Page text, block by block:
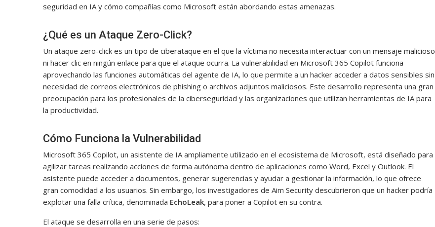
seguridad en IA y cómo compañías como Microsoft están abordando estas amenazas.
¿Qué es un Ataque Zero-Click?
Un ataque zero-click es un tipo de ciberataque en el que la víctima no necesita interactuar con un mensaje malicioso
ni hacer clic en ningún enlace para que el ataque ocurra. La vulnerabilidad en Microsoft 365 Copilot funciona
aprovechando las funciones automáticas del agente de IA, lo que permite a un hacker acceder a datos sensibles sin
necesidad de correos electrónicos de phishing o archivos adjuntos maliciosos. Este desarrollo representa una gran
preocupación para los profesionales de la ciberseguridad y las organizaciones que utilizan herramientas de IA para
la productividad.
Cómo Funciona la Vulnerabilidad
Microsoft 365 Copilot, un asistente de IA ampliamente utilizado en el ecosistema de Microsoft, está diseñado para
agilizar tareas realizando acciones de forma autónoma dentro de aplicaciones como Word, Excel y Outlook. El
asistente puede acceder a documentos, generar sugerencias y ayudar a gestionar la información, lo que ofrece
gran comodidad a los usuarios. Sin embargo, los investigadores de Aim Security descubrieron que un hacker podría
explotar una falla crítica, denominada EchoLeak, para poner a Copilot en su contra.
El ataque se desarrolla en una serie de pasos: